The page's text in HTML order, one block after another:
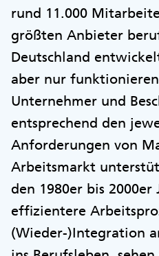
rund 11.000
größten Anbieter
Deutschland
aber nur
Unternehmer und
entsprechend den
Anforderungen von
Arbeitsmarkt
den 1980er bis
effizientere
(Wieder-)Integration